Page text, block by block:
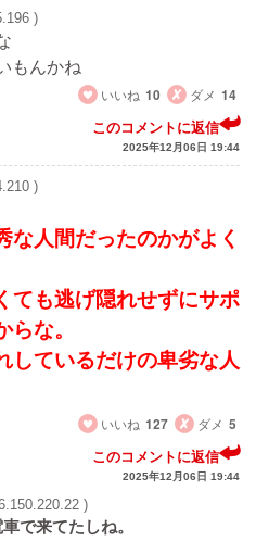
)
もんかね
いいね 10 ダメ 14
このコメントに返信
2025年12月06日 19:44
)
な人間だったのかがよく
ても逃げ隠れせずにサポ
な。
しているだけの卑劣な人
いいね 127 ダメ 5
このコメントに返信
2025年12月06日 19:44
)
で来てたしね。